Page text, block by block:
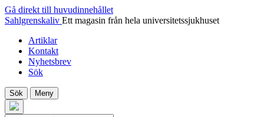
Gå direkt till huvudinnehållet
Sahlgrenskaliv Ett magasin från hela universitetssjukhuset
Artiklar
Kontakt
Nyhetsbrev
Sök
Sök Meny